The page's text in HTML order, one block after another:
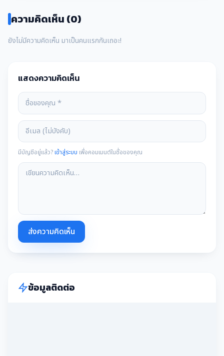
ความคิดเห็น (0)
ยังไม่มีความคิดเห็น มาเป็นคนแรกกันเถอะ!
แสดงความคิดเห็น
มีบัญชีอยู่แล้ว?เข้าสู่ระบบ เพื่อคอมเมนต์ในชื่อของคุณ
ส่งความคิดเห็น
ข้อมูลติดต่อ